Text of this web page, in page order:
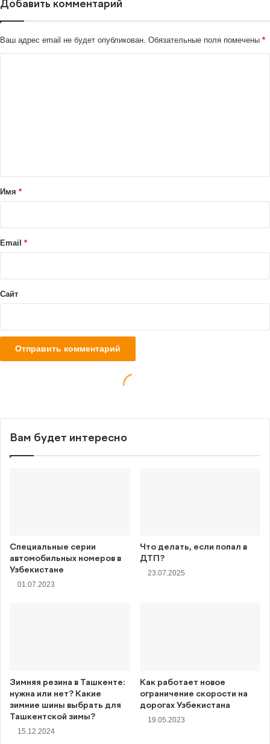
Вам будет интересно
Специальные серии
автомобильных номеров в
Узбекистане
01.07.2023
Что делать, если попал в
ДТП?
23.07.2025
Зимняя резина в Ташкенте:
нужна или нет? Какие
зимние шины выбрать для
Ташкентской зимы?
15.12.2024
Как работает новое
ограничение скорости на
дорогах Узбекистана
19.05.2023